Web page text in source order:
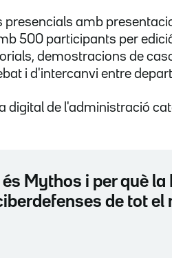
amb
500 participants per
demostracions de
i d'intercanvi entre
digital de l'administració
és Mythos i per què
de tot el